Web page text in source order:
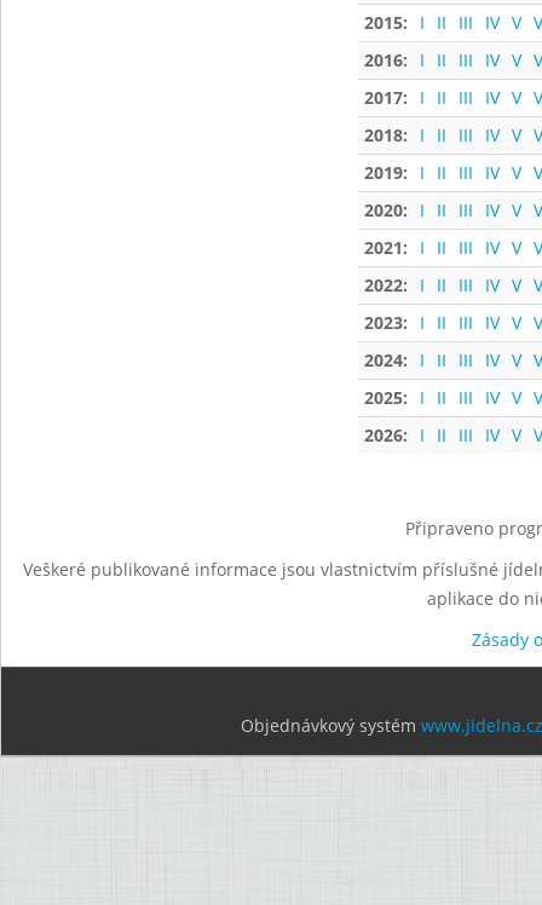
2015:
I II III IV V
2016:
I II III IV V
2017:
I II III IV V
2018:
I II III IV V
2019:
I II III IV V
2020:
I II III IV V
2021:
I II III IV V
2022:
I II III IV V
2023:
I II III IV V
2024:
I II III IV V
2025:
I II III IV V
2026:
I II III IV V
Připraveno
Veškeré publikované informace jsou vlastnictvím příslušné
aplikace do
Zásady
Objednávkový systém www.jidelna.cz